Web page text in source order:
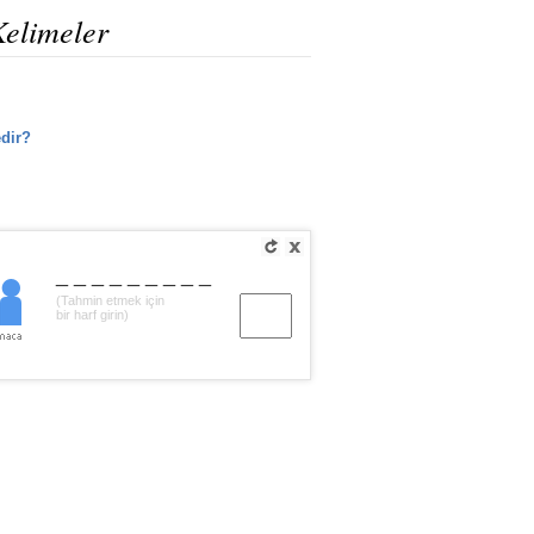
(Tahmin etmek için
bir harf girin)